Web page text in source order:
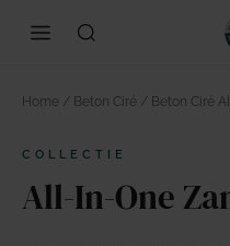
Home / Beton Ciré / Beton Ciré
COLLECTIE
All-In-One